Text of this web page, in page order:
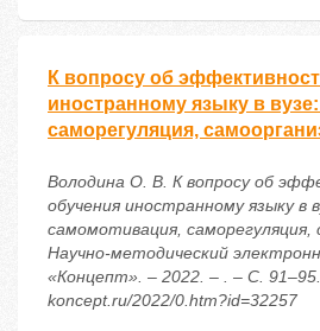
К вопросу об
иностранному языку в
саморегуляция,
Володина О. В. К вопросу об
обучения иностранному языку в
самомотивация, саморегуляция,
Научно-методический
«Концепт». – 2022. – . – С.
koncept.ru/2022/0.htm?id=32257